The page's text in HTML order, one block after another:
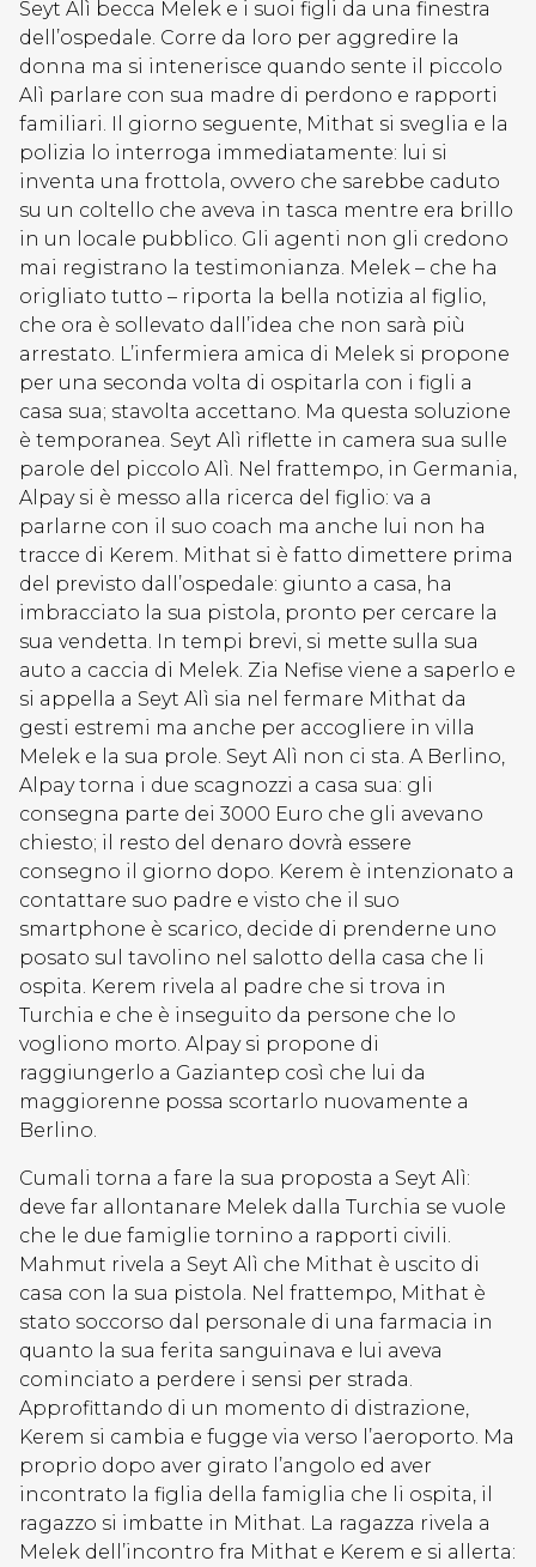
Seyt Alì becca Melek e i suoi figli da una finestra
dell’ospedale. Corre da loro per aggredire la
donna ma si intenerisce quando sente il piccolo
Alì parlare con sua madre di perdono e rapporti
familiari. Il giorno seguente, Mithat si sveglia e la
polizia lo interroga immediatamente: lui si
inventa una frottola, ovvero che sarebbe caduto
su un coltello che aveva in tasca mentre era brillo
in un locale pubblico. Gli agenti non gli credono
mai registrano la testimonianza. Melek – che ha
origliato tutto – riporta la bella notizia al figlio,
che ora è sollevato dall’idea che non sarà più
arrestato. L’infermiera amica di Melek si propone
per una seconda volta di ospitarla con i figli a
casa sua; stavolta accettano. Ma questa soluzione
è temporanea. Seyt Alì riflette in camera sua sulle
parole del piccolo Alì. Nel frattempo, in Germania,
Alpay si è messo alla ricerca del figlio: va a
parlarne con il suo coach ma anche lui non ha
tracce di Kerem. Mithat si è fatto dimettere prima
del previsto dall’ospedale: giunto a casa, ha
imbracciato la sua pistola, pronto per cercare la
sua vendetta. In tempi brevi, si mette sulla sua
auto a caccia di Melek. Zia Nefise viene a saperlo e
si appella a Seyt Alì sia nel fermare Mithat da
gesti estremi ma anche per accogliere in villa
Melek e la sua prole. Seyt Alì non ci sta. A Berlino,
Alpay torna i due scagnozzi a casa sua: gli
consegna parte dei 3000 Euro che gli avevano
chiesto; il resto del denaro dovrà essere
consegno il giorno dopo. Kerem è intenzionato a
contattare suo padre e visto che il suo
smartphone è scarico, decide di prenderne uno
posato sul tavolino nel salotto della casa che li
ospita. Kerem rivela al padre che si trova in
Turchia e che è inseguito da persone che lo
vogliono morto. Alpay si propone di
raggiungerlo a Gaziantep così che lui da
maggiorenne possa scortarlo nuovamente a
Berlino.
Cumali torna a fare la sua proposta a Seyt Alì:
deve far allontanare Melek dalla Turchia se vuole
che le due famiglie tornino a rapporti civili.
Mahmut rivela a Seyt Alì che Mithat è uscito di
casa con la sua pistola. Nel frattempo, Mithat è
stato soccorso dal personale di una farmacia in
quanto la sua ferita sanguinava e lui aveva
cominciato a perdere i sensi per strada.
Approfittando di un momento di distrazione,
Kerem si cambia e fugge via verso l’aeroporto. Ma
proprio dopo aver girato l’angolo ed aver
incontrato la figlia della famiglia che li ospita, il
ragazzo si imbatte in Mithat. La ragazza rivela a
Melek dell’incontro fra Mithat e Kerem e si allerta: